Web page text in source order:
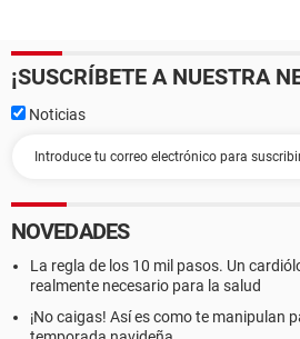
¡SUSCRÍBETE A NUESTRA
Noticias
NOVEDADES
La regla de los 10 mil pasos. Un
realmente necesario para la salud
¡No caigas! Así es como te manipulan